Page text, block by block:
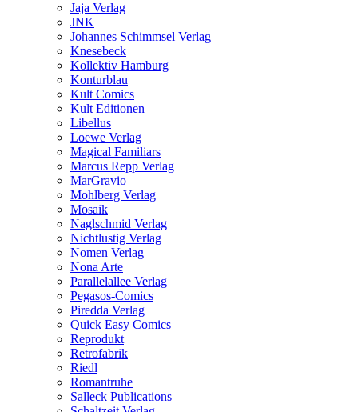
Jaja Verlag
JNK
Johannes Schimmsel Verlag
Knesebeck
Kollektiv Hamburg
Konturblau
Kult Comics
Kult Editionen
Libellus
Loewe Verlag
Magical Familiars
Marcus Repp Verlag
MarGravio
Mohlberg Verlag
Mosaik
Naglschmid Verlag
Nichtlustig Verlag
Nomen Verlag
Nona Arte
Parallelallee Verlag
Pegasos-Comics
Piredda Verlag
Quick Easy Comics
Reprodukt
Retrofabrik
Riedl
Romantruhe
Salleck Publications